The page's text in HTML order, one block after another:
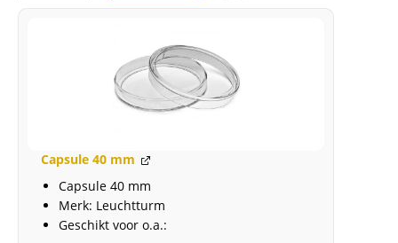
Capsule 40 mm
Capsule 40 mm
Merk: Leuchtturm
Geschikt voor o.a.: